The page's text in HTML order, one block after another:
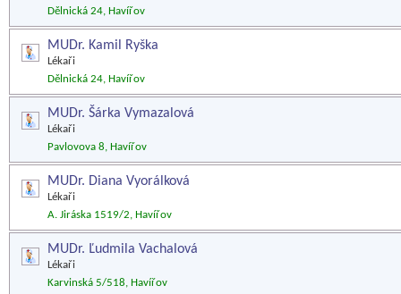
Dělnická 24, Havířov
MUDr. Kamil Ryška
Lékaři
Dělnická 24, Havířov
MUDr. Šárka Vymazalová
Lékaři
Pavlovova 8, Havířov
MUDr. Diana Vyorálková
Lékaři
A. Jiráska 1519/2, Havířov
MUDr. Ľudmila Vachalová
Lékaři
Karvinská 5/518, Havířov